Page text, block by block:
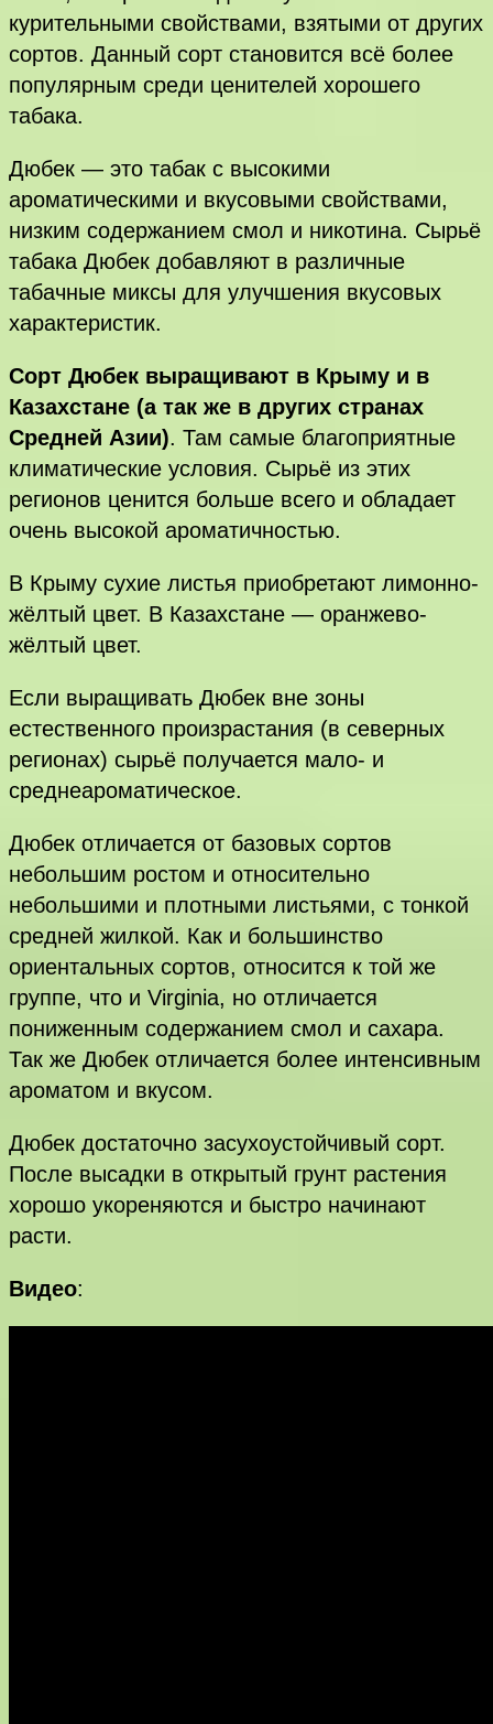
курительными свойствами, взятыми от других
сортов. Данный сорт становится всё более
популярным среди ценителей хорошего
табака.
Дюбек — это табак с высокими
ароматическими и вкусовыми свойствами,
низким содержанием смол и никотина. Сырьё
табака Дюбек добавляют в различные
табачные миксы для улучшения вкусовых
характеристик.
Сорт Дюбек выращивают в Крыму и в
Казахстане (а так же в других странах
Средней Азии). Там самые благоприятные
климатические условия. Сырьё из этих
регионов ценится больше всего и обладает
очень высокой ароматичностью.
В Крыму сухие листья приобретают лимонно-
жёлтый цвет. В Казахстане — оранжево-
жёлтый цвет.
Если выращивать Дюбек вне зоны
естественного произрастания (в северных
регионах) сырьё получается мало- и
среднеароматическое.
Дюбек отличается от базовых сортов
небольшим ростом и относительно
небольшими и плотными листьями, с тонкой
средней жилкой. Как и большинство
ориентальных сортов, относится к той же
группе, что и Virginia, но отличается
пониженным содержанием смол и сахара.
Так же Дюбек отличается более интенсивным
ароматом и вкусом.
Дюбек достаточно засухоустойчивый сорт.
После высадки в открытый грунт растения
хорошо укореняются и быстро начинают
расти.
Видео: